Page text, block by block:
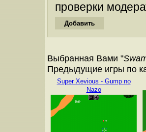
проверки
Выбранная Вами "
Предыдущие игры по
Super Xevious - Gump no
Nazo